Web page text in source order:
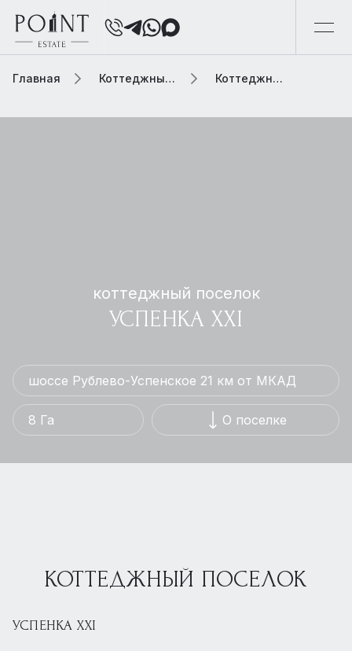
Главная Коттеджный поселок Коттеджный поселок успенка xxi
коттеджный поселок
УСПЕНКА XXI
шоссе Рублево-Успенское 21 км от МКАД
8 Га О поселке
КОТТЕДЖНЫЙ ПОСЕЛОК
УСПЕНКА XXI